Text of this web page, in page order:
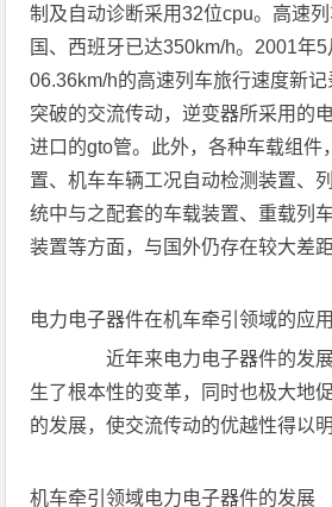
制及自动诊断采用32位cpu。高速
国、西班牙已达350km/h。2001年
06.36km/h的高速列车旅行速度新
突破的交流传动，逆变器所采用的
进口的gto管。此外，各种车载组件
置、机车车辆工况自动检测装置、
统中与之配套的车载装置、重载列
装置等方面，与国外仍存在较大差距
电力电子器件在机车牵引领域的应用
近年来电力电子器件的发展
生了根本性的变革，同时也极大地
的发展，使交流传动的优越性得以明
机车牵引领域电力电子器件的发展